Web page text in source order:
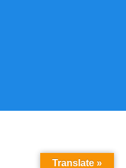
Translate »